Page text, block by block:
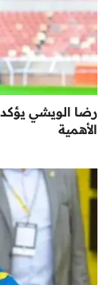
رضا الويشي
الأهمية